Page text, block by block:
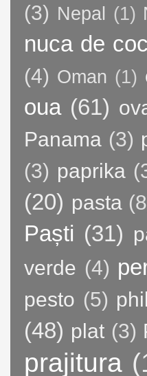
(3) Nepal (1)
nuca de
(4) Oman (1)
oua (61)
Panama (3)
(3) paprika
(20) pasta
Paști (31)
verde (4)
pesto (5)
(48) plat (3)
prajitura